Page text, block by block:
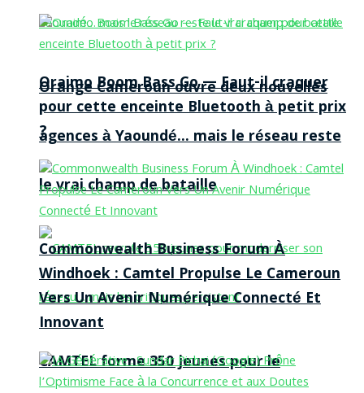
Orange Cameroun ouvre deux nouvelles
agences à Yaoundé… mais le réseau reste
le vrai champ de bataille
CAMTEL forme 350 jeunes pour le
Oraimo Boom Bass Go — Faut-il craquer
pour cette enceinte Bluetooth à petit prix
?
Commonwealth Business Forum À
Windhoek : Camtel Propulse Le Cameroun
Vers Un Avenir Numérique Connecté Et
Innovant